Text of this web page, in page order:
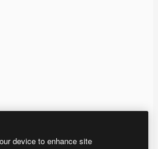
device to enhance site